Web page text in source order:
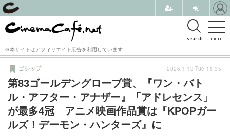
menu
search
※本サイトはアフィリエイト広告を利用しています
第83ゴールデングローブ賞、『ワン・バト
ル・アフター・アナザー』「アドレセンス」
が最多4冠 アニメ映画作品賞は『KPOPガー
ルズ！デーモン・ハンターズ』に
ゴシップ 2026.1.13 Tue 11:35